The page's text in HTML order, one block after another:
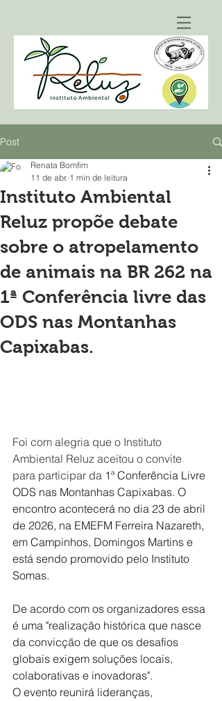
Post
Instituto Ambiental
Reluz propõe debate
sobre o atropelamento
de animais na BR 262 na
1ª Conferência livre das
ODS nas Montanhas
Capixabas.
Renata Bomfim
11 de abr. 1 min de leitura
Foi com alegria que o Instituto
Ambiental Reluz aceitou o convite
para participar da 1ª Conferência Livre
ODS nas Montanhas Capixabas. O
encontro acontecerá no dia 23 de abril
de 2026, na EMEFM Ferreira Nazareth,
em Campinhos, Domingos Martins e
está sendo promovido pelo Instituto
Somas.
De acordo com os organizadores essa
é uma "realização histórica que nasce
da convicção de que os desafios
globais exigem soluções locais,
colaborativas e inovadoras".
O evento reunirá lideranças,